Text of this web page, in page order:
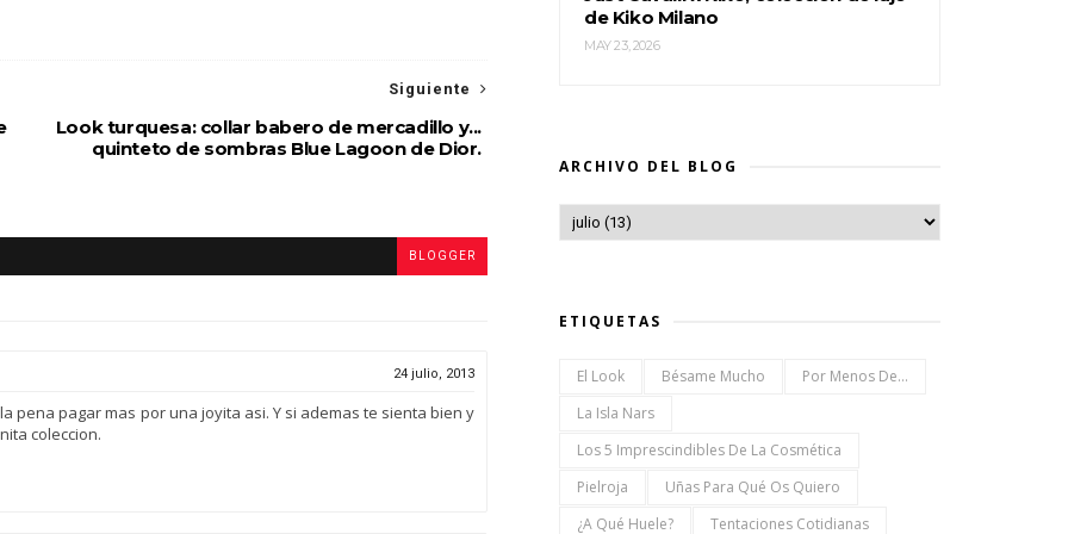
Siguiente
Look turquesa: collar babero de mercadillo y...
quinteto de sombras Blue Lagoon de Dior.
BLOGGER
24 julio, 2013
pena pagar mas por una joyita asi. Y si ademas te sienta bien y
coleccion.
de Kiko Milano
MAY 23, 2026
ARCHIVO DEL BLOG
ETIQUETAS
El Look Bésame Mucho
Por Menos De...
La Isla Nars
Los 5 Imprescindibles De La Cosmética
Pielroja
Uñas Para Qué Os Quiero
¿a Qué Huele?
Tentaciones Cotidianas